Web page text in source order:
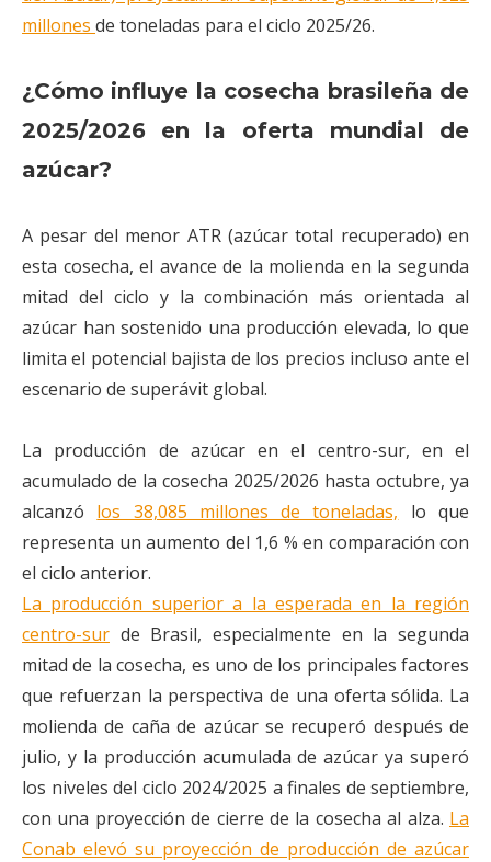
millones de toneladas para el ciclo 2025/26.
¿Cómo influye la cosecha brasileña de
2025/2026 en la oferta mundial de
azúcar?
A pesar del menor ATR (azúcar total recuperado) en
esta cosecha, el avance de la molienda en la segunda
mitad del ciclo y la combinación más orientada al
azúcar han sostenido una producción elevada, lo que
limita el potencial bajista de los precios incluso ante el
escenario de superávit global.
La producción de azúcar en el centro-sur, en el
acumulado de la cosecha 2025/2026 hasta octubre, ya
alcanzó los 38,085 millones de toneladas, lo que
representa un aumento del 1,6 % en comparación con
el ciclo anterior.
La producción superior a la esperada en la región
centro-sur de Brasil, especialmente en la segunda
mitad de la cosecha, es uno de los principales factores
que refuerzan la perspectiva de una oferta sólida. La
molienda de caña de azúcar se recuperó después de
julio, y la producción acumulada de azúcar ya superó
los niveles del ciclo 2024/2025 a finales de septiembre,
con una proyección de cierre de la cosecha al alza. La
Conab elevó su proyección de producción de azúcar